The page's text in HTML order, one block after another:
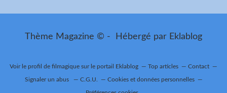
Thème Magazine © - Hébergé par Eklablog
Voir le profil de filmagique sur le portail Eklablog Top articles Contact
Signaler un abus C.G.U. Cookies et données personnelles